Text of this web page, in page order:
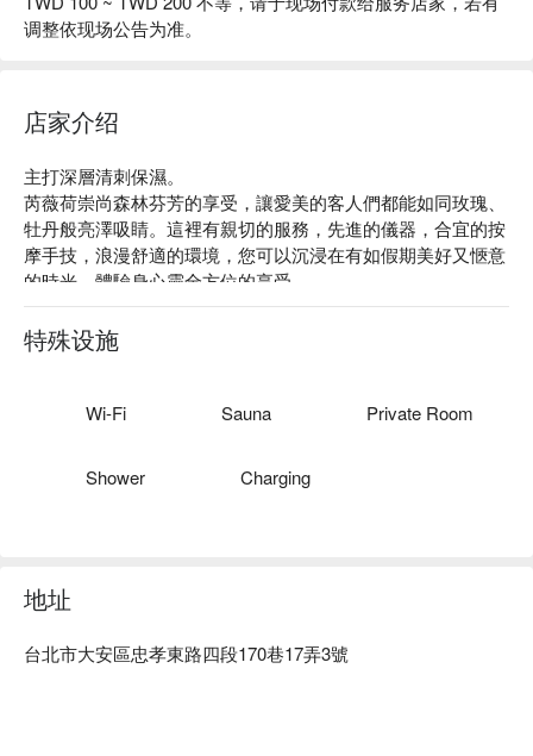
调整依现场公告为准。
店家介绍
主打深層清刺保濕。
芮薇荷崇尚森林芬芳的享受，讓愛美的客人們都能如同玫瑰、
牡丹般亮澤吸睛。這裡有親切的服務，先進的儀器，合宜的按
摩手技，浪漫舒適的環境，您可以沉浸在有如假期美好又愜意
的時光，體驗身心靈全方位的享受。
專業技術：芮薇荷主要從事美容美體相關服務別具匠心的產品
與技術，陶醉在美體美膚的過程美肌專業諮詢，評估定制量身
的完美方案，通通交由芮薇荷替您一手打理。
一樣的尊榮享受。
特殊设施
Wi-Fi Sauna Private Room
Shower Charging
地址
台北市大安區忠孝東路四段170巷17弄3號